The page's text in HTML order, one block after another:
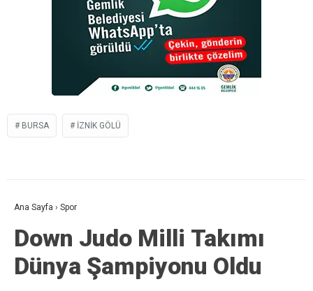
BURSA IZNIK GÖLÜ
Ana Sayfa › Spor
Down Judo Milli Takımı
Dünya Şampiyonu Oldu